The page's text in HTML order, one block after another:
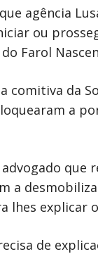
agência
ou
Farol
comitiva da
a
a
lhes explicar
de